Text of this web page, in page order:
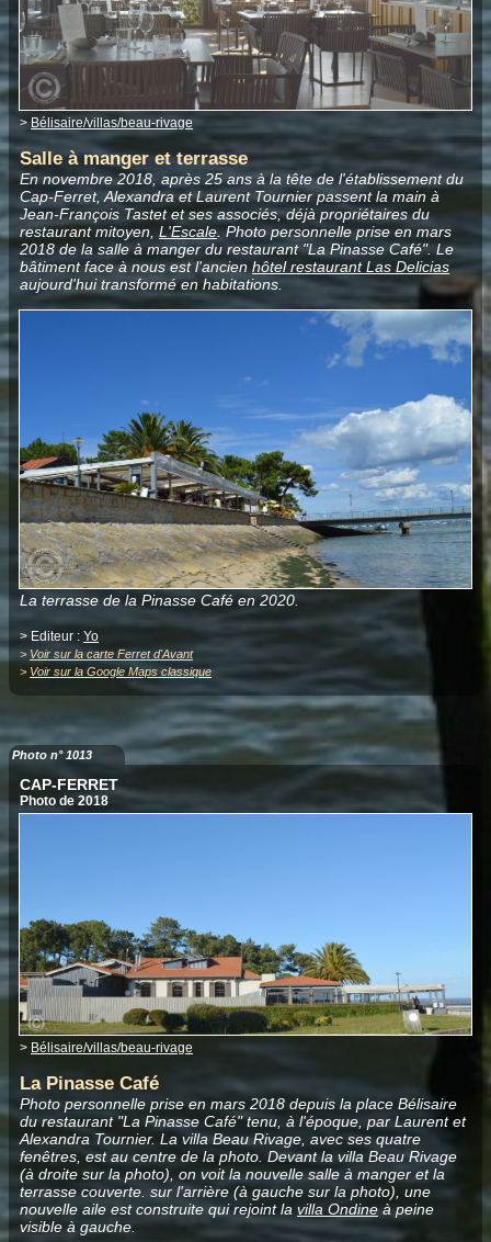
> Bélisaire/villas/beau-rivage
Salle à manger et terrasse
En novembre 2018, après 25 ans à la tête de l'établissement du
Cap-Ferret, Alexandra et Laurent Tournier passent la main à
Jean-François Tastet et ses associés, déjà propriétaires du
restaurant mitoyen,L'Escale. Photo personnelle prise en mars
2018 de la salle à manger du restaurant "La Pinasse Café". Le
bâtiment face à nous est l'ancien hôtel restaurant Las Delicias
aujourd'hui transformé en habitations.
La terrasse de la Pinasse Café en 2020.
> Editeur : Yo
> Voir sur la carte Ferret d'Avant
> Voir sur la Google Maps classique
Photo n° 1013
CAP-FERRET
Photo de 2018
> Bélisaire/villas/beau-rivage
La Pinasse Café
Photo personnelle prise en mars 2018 depuis la place Bélisaire
du restaurant "La Pinasse Café" tenu, à l'époque, par Laurent et
Alexandra Tournier. La villa Beau Rivage, avec ses quatre
fenêtres, est au centre de la photo. Devant la villa Beau Rivage
(à droite sur la photo), on voit la nouvelle salle à manger et la
terrasse couverte. sur l'arrière (à gauche sur la photo), une
nouvelle aile est construite qui rejoint la villa Ondineà peine
visible à gauche.